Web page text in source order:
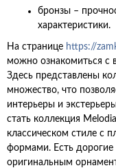
бронзы –
характеристики.
На странице https://
можно ознакомиться с
Здесь представлены
множество, что
интерьеры и
стать коллекция
классическом стиле с
формами. Есть дорогие
оригинальным